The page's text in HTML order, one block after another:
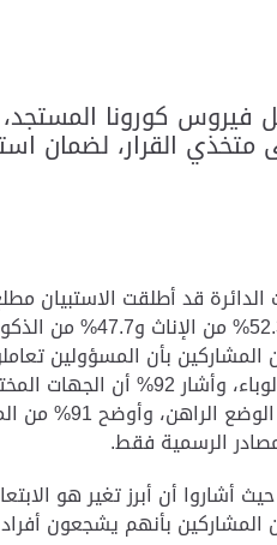
فيروس كورونا
متخذي القرار، لضمان
أبوظبي.وكانت الدائرة قد أطلقت
يتعلق بفيروس كورونا، وتفصيلاً في تعامل الجهات المختصة، أفاد ما
التصويت يرى 89% من المشاركين أن المؤسسات
الطبية لمواجهة الأزمة، من
في تقوية علاقاتهم الأسرية وأنهم يقضون وقتا أطول مع أطفالهم،